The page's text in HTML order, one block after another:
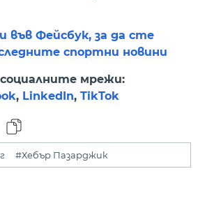
във Фейсбук, за да сте
спортни новини
мрежи:
, LinkedIn, TikTok
#Хебър Пазарджик